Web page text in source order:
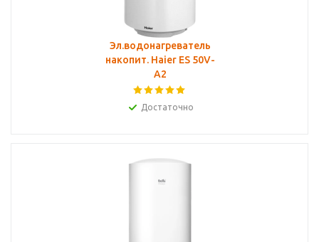
Эл.водонагреватель
накопит. Haier ES 50V-
A2
Достаточно